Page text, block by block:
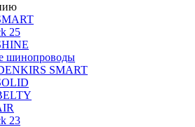
25
шинопроводы
SMART
23